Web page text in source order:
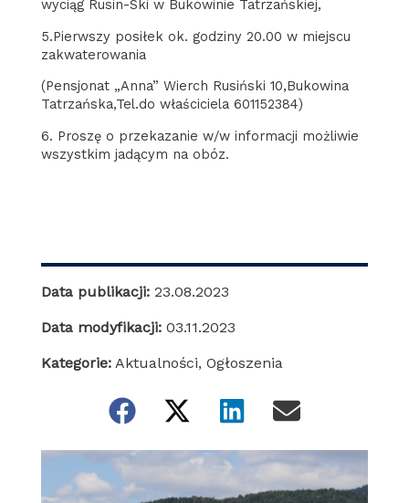
wyciąg Rusin-Ski w Bukowinie Tatrzańskiej,
5.Pierwszy posiłek ok. godziny 20.00 w miejscu
zakwaterowania
(Pensjonat „Anna” Wierch Rusiński 10,Bukowina
Tatrzańska,Tel.do właściciela 601152384)
6. Proszę o przekazanie w/w informacji możliwie
wszystkim jadącym na obóz.
Data publikacji: 23.08.2023
Data modyfikacji: 03.11.2023
Kategorie: Aktualności, Ogłoszenia